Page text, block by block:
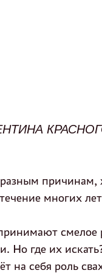
многих
Но где их
на себя роль